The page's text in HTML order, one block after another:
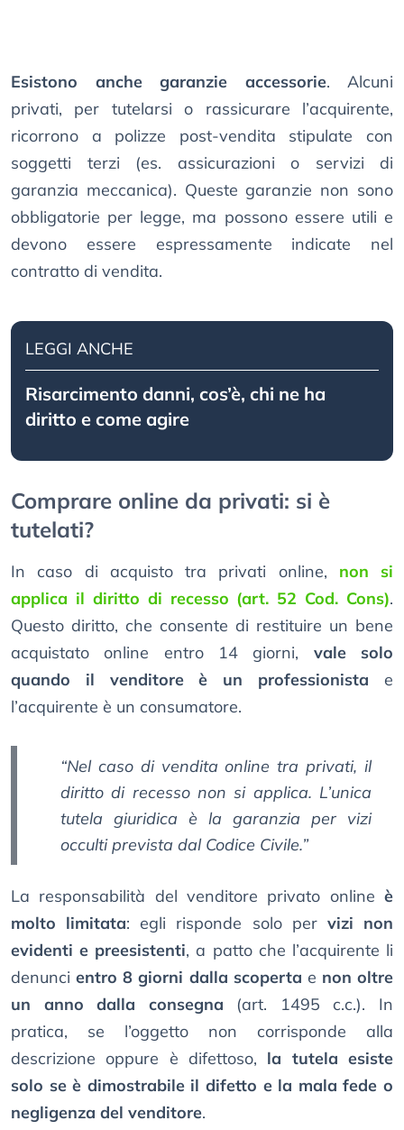
Esistono anche garanzie accessorie. Alcuni
privati, per tutelarsi o rassicurare l’acquirente,
ricorrono a polizze post-vendita stipulate con
soggetti terzi (es. assicurazioni o servizi di
garanzia meccanica). Queste garanzie non sono
obbligatorie per legge, ma possono essere utili e
devono essere espressamente indicate nel
contratto di vendita.
LEGGI ANCHE
Risarcimento danni, cos’è, chi ne ha
diritto e come agire
Comprare online da privati: si è
tutelati?
In caso di acquisto tra privati online, non si
applica il diritto di recesso (art. 52 Cod. Cons).
Questo diritto, che consente di restituire un bene
acquistato online entro 14 giorni, vale solo
quando il venditore è un professionista e
l’acquirente è un consumatore.
“Nel caso di vendita online tra privati, il
diritto di recesso non si applica. L’unica
tutela giuridica è la garanzia per vizi
occulti prevista dal Codice Civile.”
La responsabilità del venditore privato online è
molto limitata: egli risponde solo per vizi non
evidenti e preesistenti, a patto che l’acquirente li
denuncientro 8 giorni dalla scoperta e non oltre
un anno dalla consegna (art. 1495 c.c.). In
pratica, se l’oggetto non corrisponde alla
descrizione oppure è difettoso, la tutela esiste
solo se è dimostrabile il difetto e la mala fede o
negligenza del venditore.